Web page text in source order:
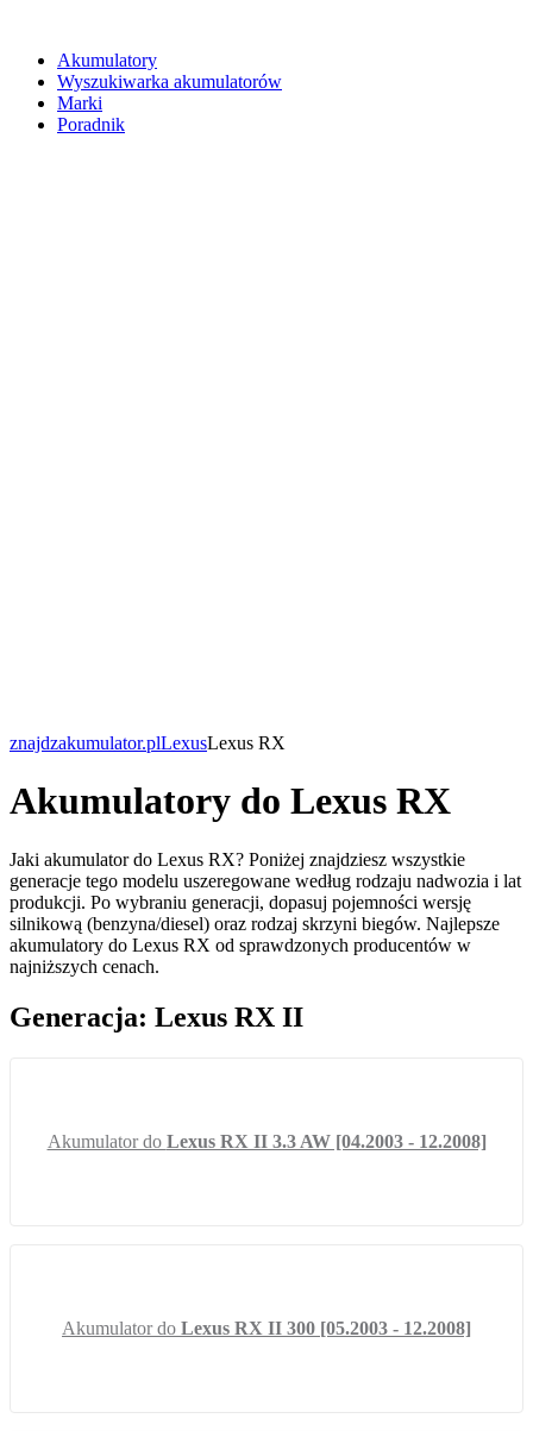
Akumulatory
Wyszukiwarka akumulatorów
Marki
Poradnik
znajdzakumulator.plLexusLexus RX
Akumulatory do Lexus RX
Jaki akumulator do Lexus RX? Poniżej znajdziesz wszystkie
generacje tego modelu uszeregowane według rodzaju nadwozia i lat
produkcji. Po wybraniu generacji, dopasuj pojemności wersję
silnikową (benzyna/diesel) oraz rodzaj skrzyni biegów. Najlepsze
akumulatory do Lexus RX od sprawdzonych producentów w
najniższych cenach.
Generacja: Lexus RX II
Akumulator do Lexus RX II 3.3 AW [04.2003 - 12.2008]
Akumulator do Lexus RX II 300 [05.2003 - 12.2008]